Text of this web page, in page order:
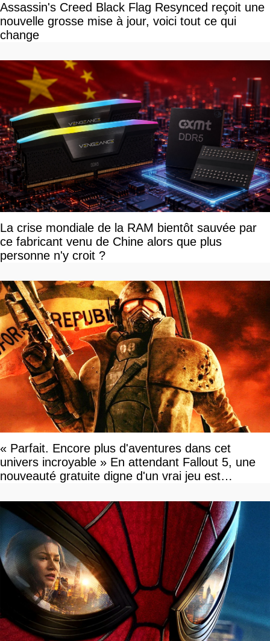
Assassin's Creed Black Flag Resynced reçoit une
nouvelle grosse mise à jour, voici tout ce qui
change
La crise mondiale de la RAM bientôt sauvée par
ce fabricant venu de Chine alors que plus
personne n'y croit ?
« Parfait. Encore plus d'aventures dans cet
univers incroyable » En attendant Fallout 5, une
nouveauté gratuite digne d'un vrai jeu est